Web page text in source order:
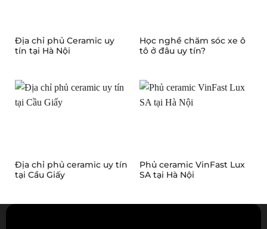
Địa chỉ phủ Ceramic uy
tín tại Hà Nội
Học nghề chăm sóc xe ô
tô ở đâu uy tín?
Địa chỉ phủ ceramic uy tín
tại Cầu Giấy
Phủ ceramic VinFast Lux
SA tại Hà Nội